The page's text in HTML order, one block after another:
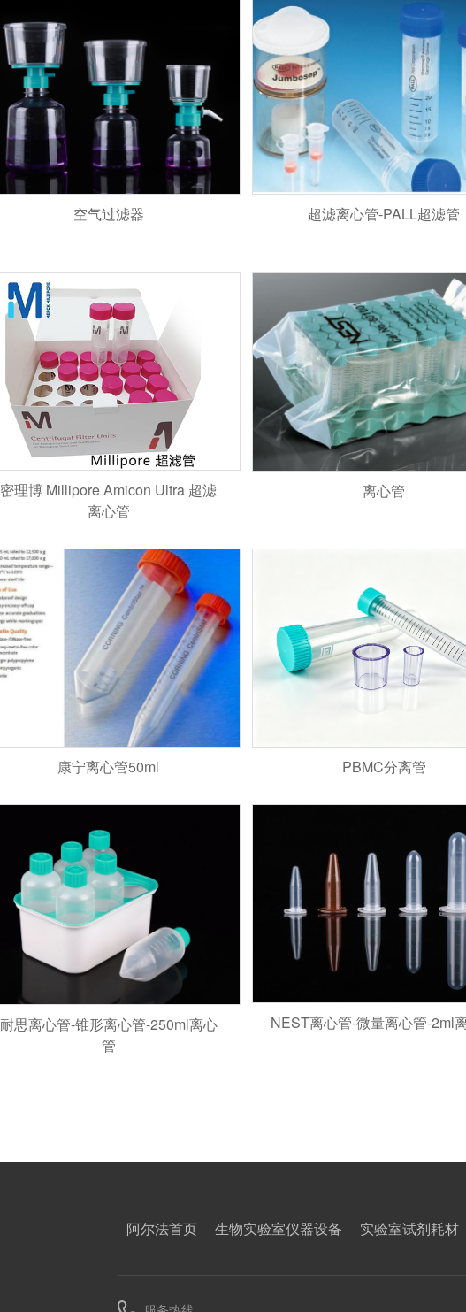
空气过滤器 超滤离心管-PALL超滤管
密理博 Millipore Amicon Ultra 超滤
离心管
离心管
​康宁离心管50ml PBMC分离管
耐思离心管-锥形离心管​-​250ml离心
管
NEST离心管-微量离心管-2ml
阿尔法首页 生物实验室仪器设备 实验室试剂耗材